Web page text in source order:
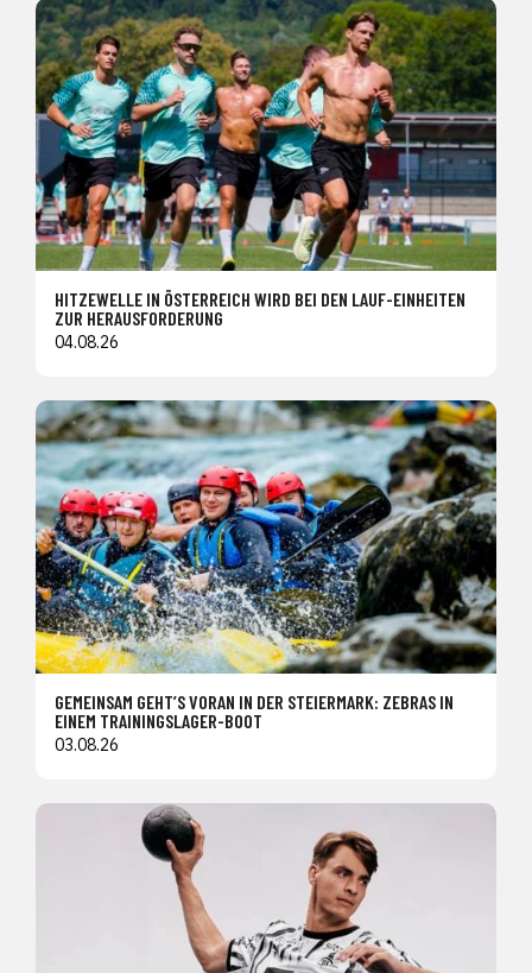
HITZEWELLE IN ÖSTERREICH WIRD BEI DEN LAUF-EINHEITEN
ZUR HERAUSFORDERUNG
04.08.26
GEMEINSAM GEHT’S VORAN IN DER STEIERMARK: ZEBRAS IN
EINEM TRAININGSLAGER-BOOT
03.08.26